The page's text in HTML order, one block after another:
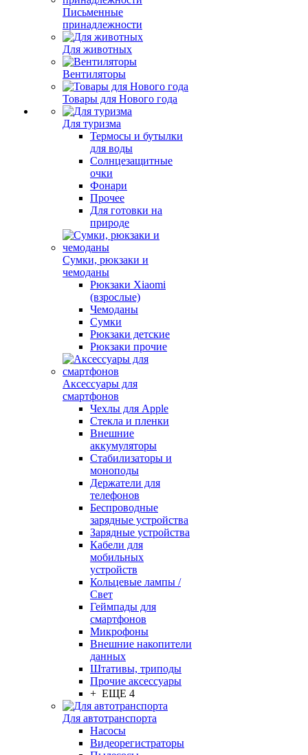
Письменные
принадлежности
Для животных
Вентиляторы
Товары для Нового года
Для туризма
Термосы и бутылки
для воды
Солнцезащитные
очки
Фонари
Прочее
Для готовки на
природе
Сумки, рюкзаки и
чемоданы
Рюкзаки Xiaomi
(взрослые)
Чемоданы
Сумки
Рюкзаки детские
Рюкзаки прочие
Аксессуары для
смартфонов
Чехлы для Apple
Стекла и пленки
Внешние
аккумуляторы
Стабилизаторы и
моноподы
Держатели для
телефонов
Беспроводные
зарядные устройства
Зарядные устройства
Кабели для
мобильных
устройств
Кольцевые лампы /
Свет
Геймпады для
смартфонов
Микрофоны
Внешние накопители
данных
Штативы, триподы
Прочие аксессуары
+ ЕЩЕ 4
Для автотранспорта
Насосы
Видеорегистраторы